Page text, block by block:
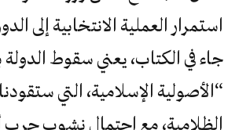
استمرار العملية الانتخابية إلى
جاء في الكتاب، يعني سقوط
“الأصولية الإسلامية، التي
الظلامية، مع احتمال نشوب حرب